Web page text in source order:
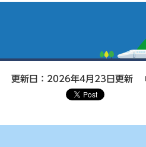
更新日：2026年4月23日更新